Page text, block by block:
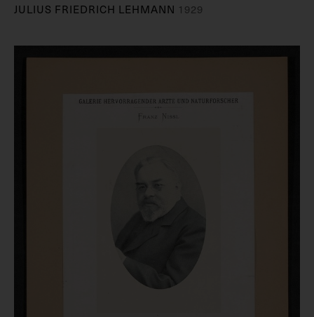
JULIUS FRIEDRICH LEHMANN 1929